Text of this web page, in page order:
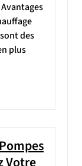
des
plus